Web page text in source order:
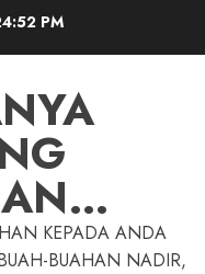
PM
KEPADA ANDA
BUAHAN NADIR,